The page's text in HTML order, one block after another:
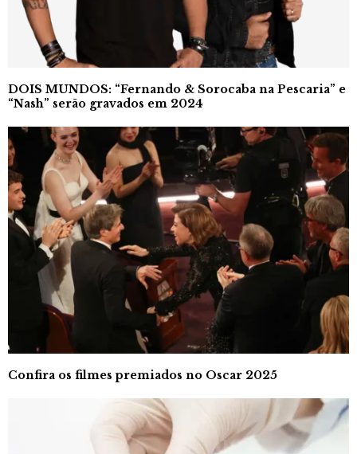
DOIS MUNDOS: “Fernando & Sorocaba na Pescaria” e
“Nash” serão gravados em 2024
Confira os filmes premiados no Oscar 2025